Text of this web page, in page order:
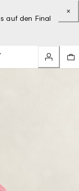
auf den Final